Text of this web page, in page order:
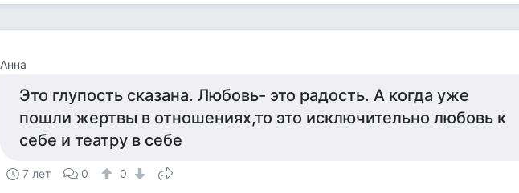
Анна
Это глупость сказана. Любовь- это радость. А когда уже
пошли жертвы в отношениях,то это исключительно любовь к
себе и театру в себе
7 лет 0 0